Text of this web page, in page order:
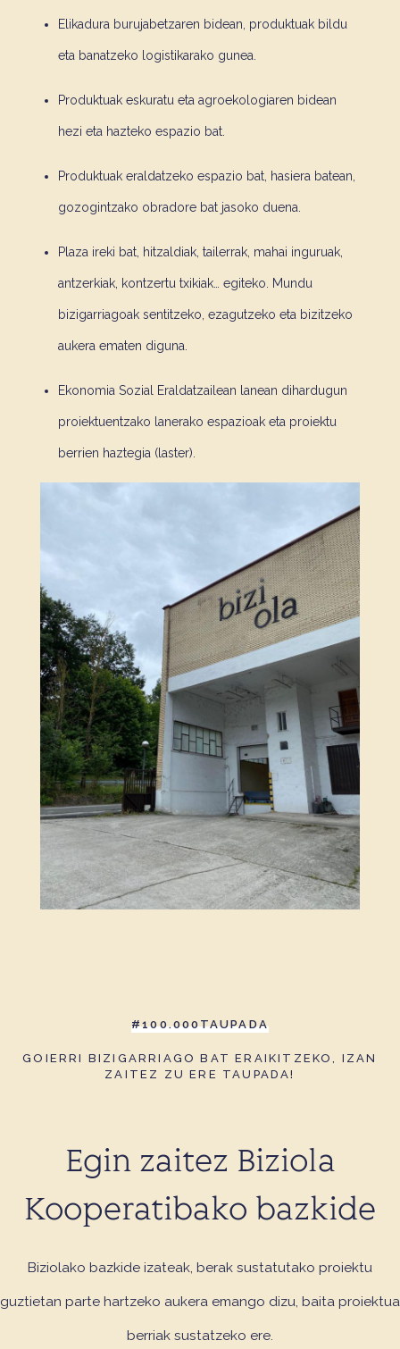
Elikadura burujabetzaren bidean, produktuak bildu
eta banatzeko logistikarako gunea.
Produktuak eskuratu eta agroekologiaren bidean
hezi eta hazteko espazio bat.
Produktuak eraldatzeko espazio bat, hasiera batean,
gozogintzako obradore bat jasoko duena.
Plaza ireki bat, hitzaldiak, tailerrak, mahai inguruak,
antzerkiak, kontzertu txikiak… egiteko. Mundu
bizigarriagoak sentitzeko, ezagutzeko eta bizitzeko
aukera ematen diguna.
Ekonomia Sozial Eraldatzailean lanean dihardugun
proiektuentzako lanerako espazioak eta proiektu
berrien haztegia (laster).
#100.000TAUPADA
GOIERRI BIZIGARRIAGO BAT ERAIKITZEKO, IZAN
ZAITEZ ZU ERE TAUPADA!
Egin zaitez Biziola
Kooperatibako bazkide
Biziolako bazkide izateak, berak sustatutako proiektu
guztietan parte hartzeko aukera emango dizu, baita proiektua
berriak sustatzeko ere.